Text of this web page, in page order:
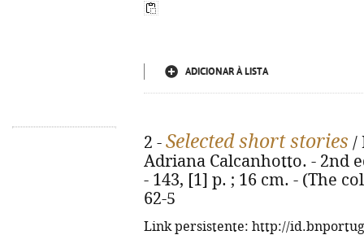
ADICIONAR À LISTA
2 - Selected short stories /
Adriana Calcanhotto. - 2nd
- 143, [1] p. ; 16 cm. - (The
62-5
Link persistente: http://